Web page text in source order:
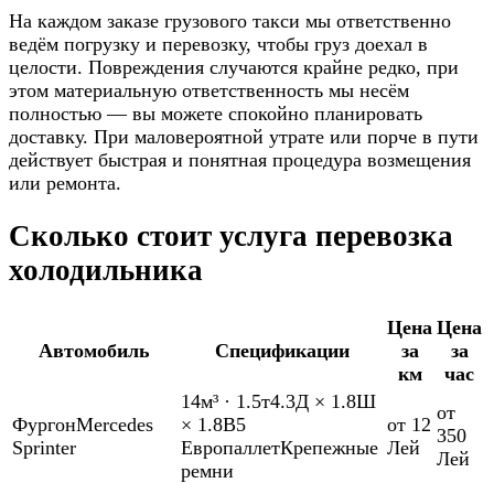
На каждом заказе грузового такси мы ответственно
ведём погрузку и перевозку, чтобы груз доехал в
целости. Повреждения случаются крайне редко, при
этом материальную ответственность мы несём
полностью — вы можете спокойно планировать
доставку. При маловероятной утрате или порче в пути
действует быстрая и понятная процедура возмещения
или ремонта.
Сколько стоит услуга перевозка
холодильника
Автомобиль Спецификации
Цена
за
км
Цена
за
час
ФургонMercedes
Sprinter
14м³ · 1.5т4.3Д × 1.8Ш
× 1.8В5
ЕвропаллетКрепежные
ремни
от 12
Лей
от
350
Лей